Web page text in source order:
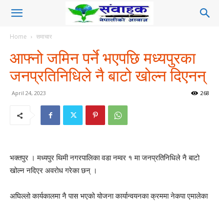
Home समाचार
आफ्नो जमिन पर्ने भएपछि मध्यपुरका
जनप्रतिनिधिले नै बाटो खोल्न दिएनन्
April 24, 2023 268
भक्तपुर । मध्यपुर थिमी नगरपालिका वडा नम्वर १ मा जनप्रतिनिधिले नै बाटो
खोल्न नदिएर अवरोध गरेका छन् ।
अघिल्लो कार्यकालमा नै पास भएको योजना कार्यान्वयनका क्रममा नेकपा एमालेका